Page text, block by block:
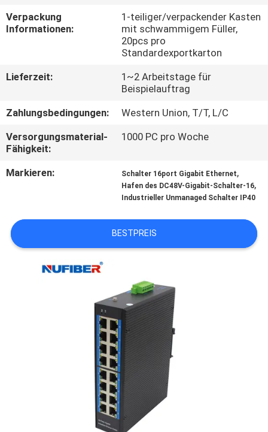
QUALITÄTSKONTROLLE
SIE
UNS
IN
VERBINDUNG
FORDERN
SIE
DATENSCHUTZRICHTLINIE
Verpackung
Informationen:
1-teiliger/verpackender Kasten
mit schwammigem Füller,
20pcs pro
Standardexportkarton
Lieferzeit:
1~2 Arbeitstage für
Beispielauftrag
Zahlungsbedingungen:
Western Union, T/T, L/C
Versorgungsmaterial-
Fähigkeit:
1000 PC pro Woche
Markieren: Schalter 16port Gigabit Ethernet,
Hafen des DC48V-Gigabit-Schalter-16,
Industrieller Unmanaged Schalter IP40
BESTPREIS